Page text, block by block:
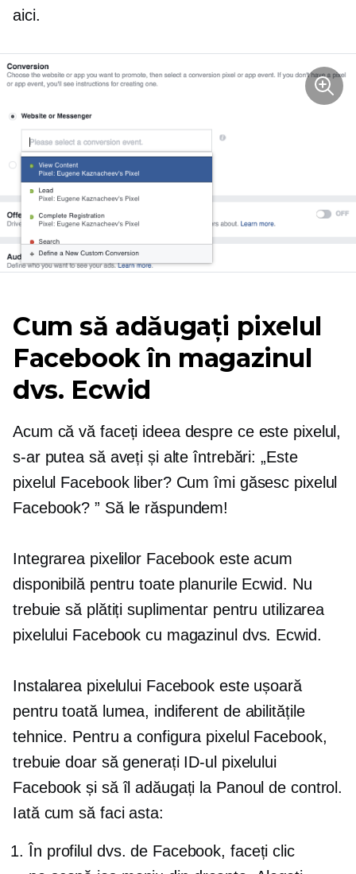
aici.
Cum să adăugați pixelul
Facebook în magazinul
dvs. Ecwid
Acum că vă faceți ideea despre ce este pixelul,
s-ar putea să aveți și alte întrebări: „Este
pixelul Facebook liber? Cum îmi găsesc pixelul
Facebook? ” Să le răspundem!
Integrarea pixelilor Facebook este acum
disponibilă pentru toate planurile Ecwid. Nu
trebuie să plătiți suplimentar pentru utilizarea
pixelului Facebook cu magazinul dvs. Ecwid.
Instalarea pixelului Facebook este ușoară
pentru toată lumea, indiferent de abilitățile
tehnice. Pentru a configura pixelul Facebook,
trebuie doar să generați ID-ul pixelului
Facebook și să îl adăugați la Panoul de control.
Iată cum să faci asta:
În profilul dvs. de Facebook, faceți clic